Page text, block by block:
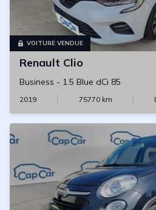
VOITURE VENDUE
Renault Clio
Business - 1.5 Blue dCi 85
2019 75770km